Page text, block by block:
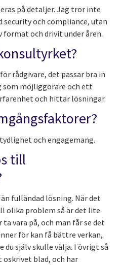
på detaljer. Jag tror inte
och compliance, utan
och drivit under åren.
rådgivare, det passar bra in
som möjliggörare och ett
och hittar lösningar.
och engagemang.
till
fulländad lösning. När det
problem så är det lite
vara på, och man får se det
för kan få bättre verkan,
du själv skulle välja. I övrigt så
oskrivet blad, och har